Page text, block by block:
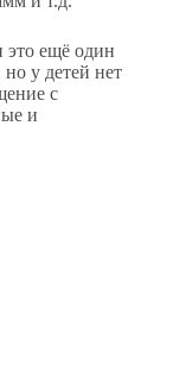
это ещё один
у детей нет
с
и